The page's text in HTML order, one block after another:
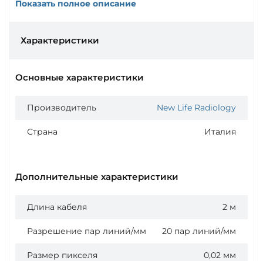
Показать полное описание
Характеристики
Основные характеристики
Производитель New Life Radiology
Страна Италия
Дополнительные характеристики
Длина кабеля 2 м
Разрешение пар линий/мм 20 пар линий/мм
Размер пикселя 0,02 мм